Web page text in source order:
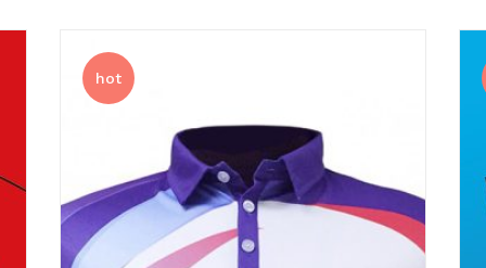
hot